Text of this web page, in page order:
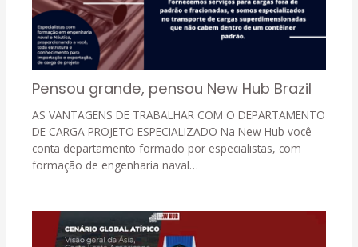
Pensou grande, pensou New Hub Brazil
AS VANTAGENS DE TRABALHAR COM O DEPARTAMENTO
DE CARGA PROJETO ESPECIALIZADO Na New Hub você
conta departamento formado por especialistas, com
formação de engenharia naval…